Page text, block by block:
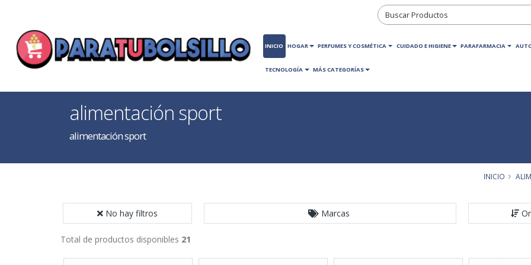
INICIO HOGAR PERFUMES Y COSMÉTICA CUIDADO E HIGIENE PARAFARMACIA
TECNOLOGÍA MÁS CATEGORÍAS
alimentación sport
alimentación sport
INICIO
No hay filtros Marcas
Total de productos disponibles 21